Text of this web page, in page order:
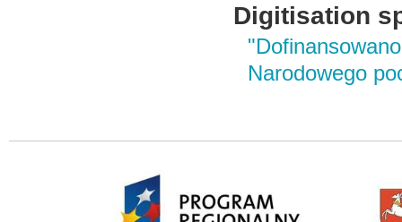
Digitisation
Narodowego